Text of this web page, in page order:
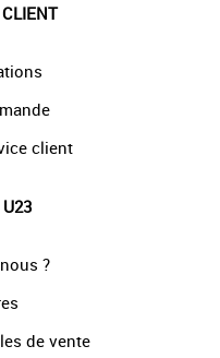
client
?
de vente